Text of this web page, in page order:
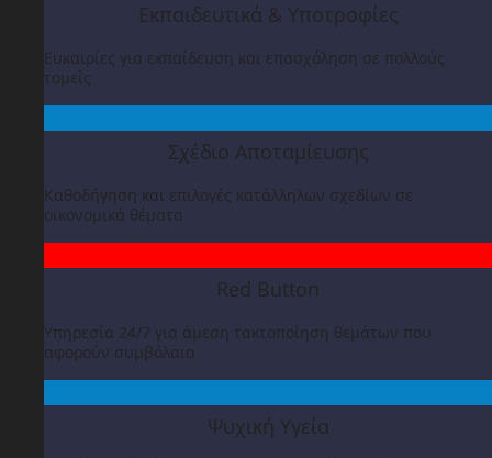
Εκπαιδευτικά & Υποτροφίες
Ευκαιρίες για εκπαίδευση και επασχόληση σε πολλούς
τομείς
Σχέδιο Αποταμίευσης
Καθοδήγηση και επιλογές κατάλληλων σχεδίων σε
οικονομικά θέματα
Red Button
Υπηρεσία 24/7 για άμεση τακτοποίηση θεμάτων που
αφορούν συμβόλαια
Ψυχική Υγεία